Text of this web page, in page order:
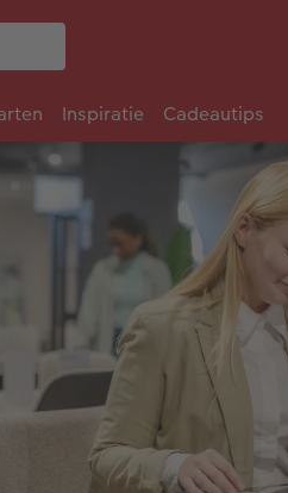
Inspiratie Cadeautips